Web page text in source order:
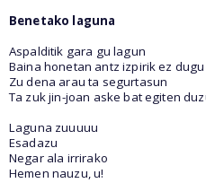
Benetako laguna
Aspalditik gara gu lagun
Baina honetan antz izpirik ez dugu
Zu dena arau ta segurtasun
Ta zuk jin-joan aske bat egiten
Laguna zuuuuu
Esadazu
Negar ala irrirako
Hemen nauzu, u!